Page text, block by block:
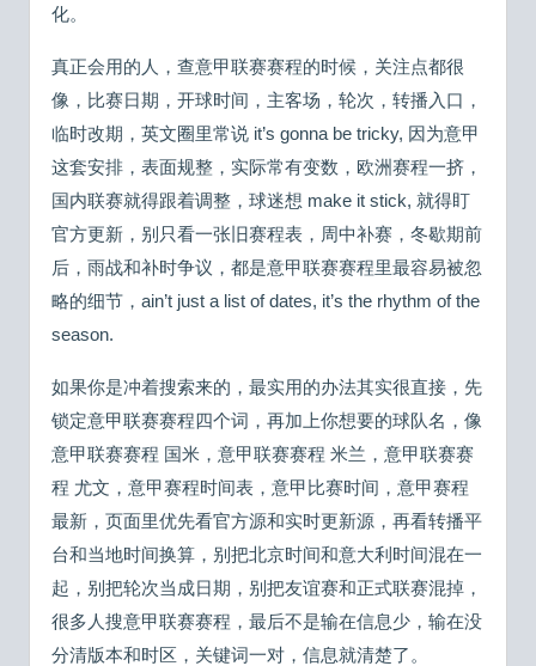
化。
真正会用的人，查意甲联赛赛程的时候，关注点都很
像，比赛日期，开球时间，主客场，轮次，转播入口，
临时改期，英文圈里常说 it’s gonna be tricky, 因为意甲
这套安排，表面规整，实际常有变数，欧洲赛程一挤，
国内联赛就得跟着调整，球迷想 make it stick, 就得盯
官方更新，别只看一张旧赛程表，周中补赛，冬歇期前
后，雨战和补时争议，都是意甲联赛赛程里最容易被忽
略的细节，ain’t just a list of dates, it’s the rhythm of the
season.
如果你是冲着搜索来的，最实用的办法其实很直接，先
锁定意甲联赛赛程四个词，再加上你想要的球队名，像
意甲联赛赛程 国米，意甲联赛赛程 米兰，意甲联赛赛
程 尤文，意甲赛程时间表，意甲比赛时间，意甲赛程
最新，页面里优先看官方源和实时更新源，再看转播平
台和当地时间换算，别把北京时间和意大利时间混在一
起，别把轮次当成日期，别把友谊赛和正式联赛混掉，
很多人搜意甲联赛赛程，最后不是输在信息少，输在没
分清版本和时区，关键词一对，信息就清楚了。